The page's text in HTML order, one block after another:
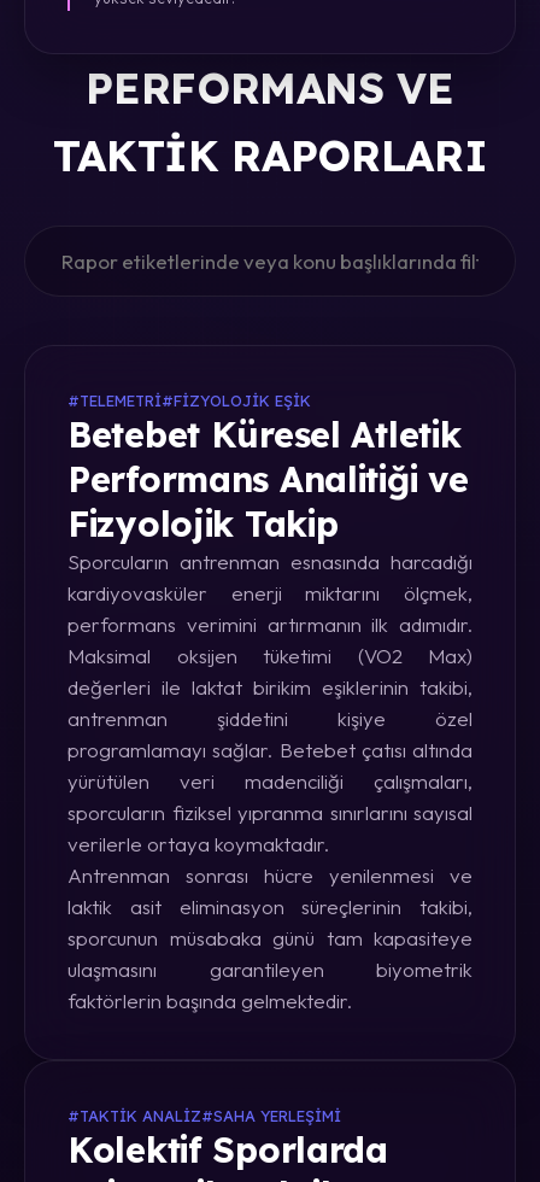
PERFORMANS VE
TAKTIK RAPORLARI
#TELEMETRI#FIZYOLOJIK EŞIK
Betebet Küresel Atletik
Performans Analitiği ve
Fizyolojik Takip
Sporcuların antrenman esnasında harcadığı
kardiyovasküler enerji miktarını ölçmek,
performans verimini artırmanın ilk adımıdır.
Maksimal oksijen tüketimi (VO2 Max)
değerleri ile laktat birikim eşiklerinin takibi,
antrenman şiddetini kişiye özel
programlamayı sağlar. Betebet çatısı altında
yürütülen veri madenciliği çalışmaları,
sporcuların fiziksel yıpranma sınırlarını sayısal
verilerle ortaya koymaktadır.
Antrenman sonrası hücre yenilenmesi ve
laktik asit eliminasyon süreçlerinin takibi,
sporcunun müsabaka günü tam kapasiteye
ulaşmasını garantileyen biyometrik
faktörlerin başında gelmektedir.
#TAKTIK ANALIZ#SAHA YERLEŞIMI
Kolektif Sporlarda